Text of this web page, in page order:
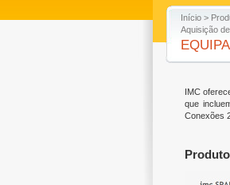
Início >
Aquisição
IMC
que
Conexões